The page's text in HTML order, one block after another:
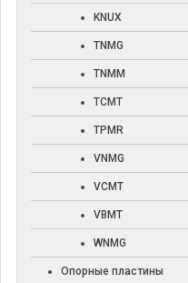
KNUX
TNMG
TNMM
TCMT
TPMR
VNMG
VCMT
VBMT
WNMG
Опорные пластины